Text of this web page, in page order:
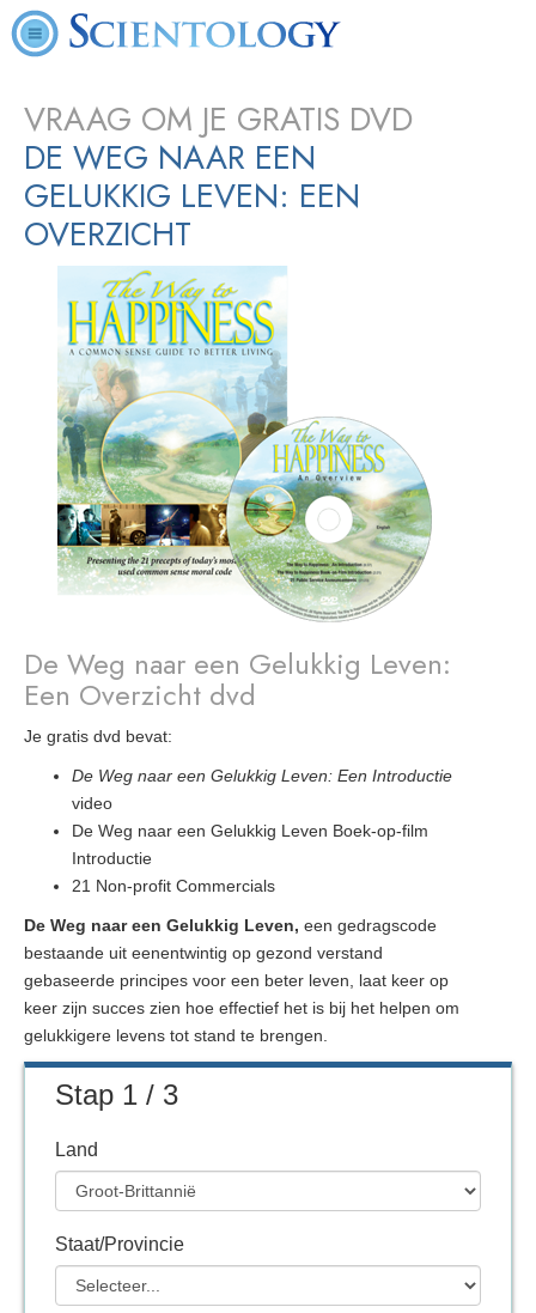
VRAAG OM JE GRATIS DVD
DE WEG NAAR EEN
GELUKKIG LEVEN: EEN
OVERZICHT
De Weg naar een Gelukkig Leven:
Een Overzicht dvd
Je gratis dvd bevat:
De Weg naar een Gelukkig Leven: Een Introductie
video
De Weg naar een Gelukkig Leven Boek-op-film
Introductie
21 Non-profit Commercials
De Weg naar een Gelukkig Leven, een gedragscode
bestaande uit eenentwintig op gezond verstand
gebaseerde principes voor een beter leven, laat keer op
keer zijn succes zien hoe effectief het is bij het helpen om
gelukkigere levens tot stand te brengen.
Stap 1 / 3
Land
Staat/Provincie